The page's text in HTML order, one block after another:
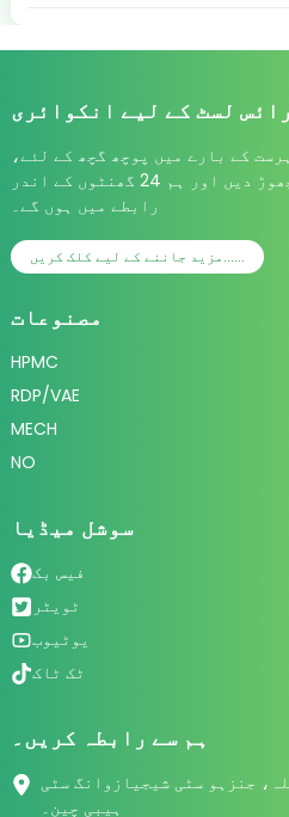
لسٹ کے لیے انکوائری
کے بارے میں پوچھ گچھ کے لئے،
براہ کرم ہمیں اپنا ای میل چھوڑ دیں اور ہم 24 گھنٹوں کے اندر
رابطے میں ہوں گے۔
مزید جاننے کے لیے کلک کریں......
مصنوعات
HPMC
RDP/VAE
MECH
NO
سوشل میڈیا
فیس بک
ٹویٹر
یوٹیوب
ٹک ٹاک
ہم سے رابطہ کریں۔
جنزہو سٹی شیجیازوانگ سٹی
ہیبی چین۔